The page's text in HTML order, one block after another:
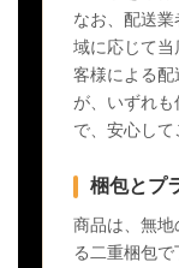
なお、配送
域に応じて
客様による
が、いずれ
で、安心して
梱包とプ
商品は、無地
る二重梱包